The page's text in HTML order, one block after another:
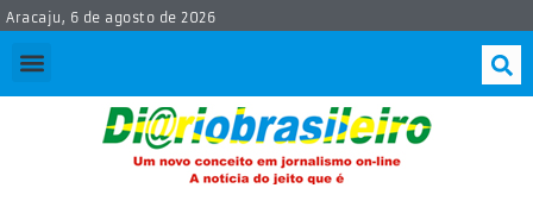
Aracaju, 6 de agosto de 2026